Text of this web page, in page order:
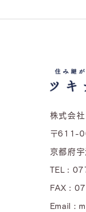
株式会
〒611-
京都府
TEL :
FAX :
Email :